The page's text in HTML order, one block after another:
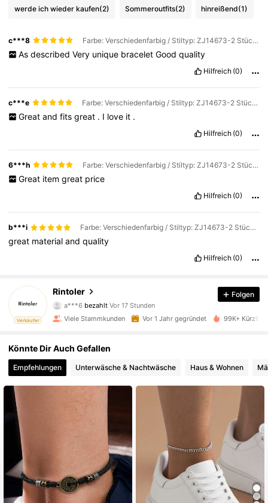
werde ich wieder kaufen(2) Sommeroutfits(2) hinreißend(1)
c***8 Farbe: Verschiedenfarbig / Stiltyp: ZJ14673-2 Stück Fußkettchen / Größe: Einheitsgröße
As described Very unique bracelet Good quality
Hilfreich (0)
c***e Farbe: Verschiedenfarbig / Stiltyp: ZJ14673-2 Stück Fußkettchen / Größe: Einheitsgröße
Great and fits great . I love it .
Hilfreich (0)
6***h Farbe: Verschiedenfarbig / Stiltyp: ZJ14673-2 Stück Fußkettchen / Größe: Einheitsgröße
Great item great price
Hilfreich (0)
b***i Farbe: Verschiedenfarbig / Stiltyp: ZJ14673-2 Stück Fußkettchen / Größe: Einheitsgröße
great materialandquality
Hilfreich (0)
Verkäufer
Rintoler
4,86
a***6bezahlt
c***a istVor 1 Taggefolgt
4,86
4,86 5K Follower
5K Follower
4,86 5K Follower
Folgen
Viele Stammkunden Vor 1 Jahr gegründet 99K+
Könnte Dir Auch Gefallen
Empfehlungen Unterwäsche & Nachtwäsche Haus & Wohnen